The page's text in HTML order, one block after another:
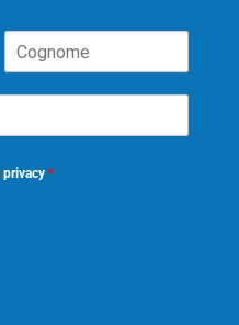
o
n
m
e
privacy *